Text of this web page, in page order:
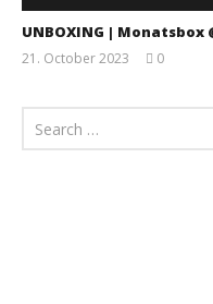
UNBOXING |
21. October 2023
0